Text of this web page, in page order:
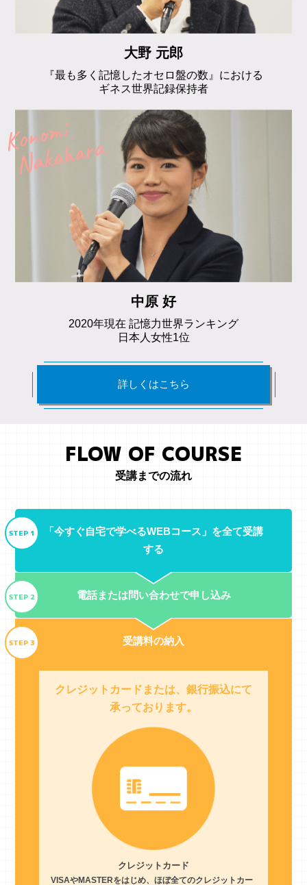
大野 元郎
『最も多く記憶したオセロ盤の数』における
ギネス世界記録保持者
中原 好
2020年現在 記憶力世界ランキング
日本人女性1位
詳しくはこちら
FLOW OF COURSE
受講までの流れ
STEP 1
「今すぐ自宅で学べるWEBコース」を全て受講
する
STEP 2 電話または問い合わせで申し込み
STEP 3 受講料の納入
クレジットカードまたは、銀行振込にて
承っております。
クレジットカード
VISAやMASTERをはじめ、ほぼ全てのクレジットカー